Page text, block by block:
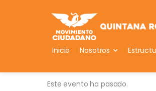
Inicio Nosotros
Este evento ha pasado.